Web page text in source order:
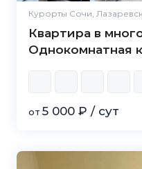
Курорты Сочи,
Квартира в
Однокомнатная
от 5 000 ₽ / сут